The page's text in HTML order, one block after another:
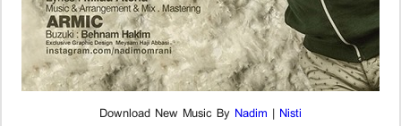
Download New Music By Nadim | Nisti